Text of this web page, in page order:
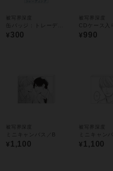
被写界深度
¥300
被写界深度
¥990
被写界深度
ミニキャンバス／B
¥1,100
被写界深度
ミニキャン
¥1,100